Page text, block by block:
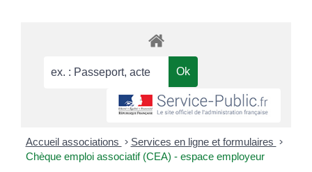
Accueil associations > Services en ligne et formulaires >
Chèque emploi associatif (CEA) - espace employeur